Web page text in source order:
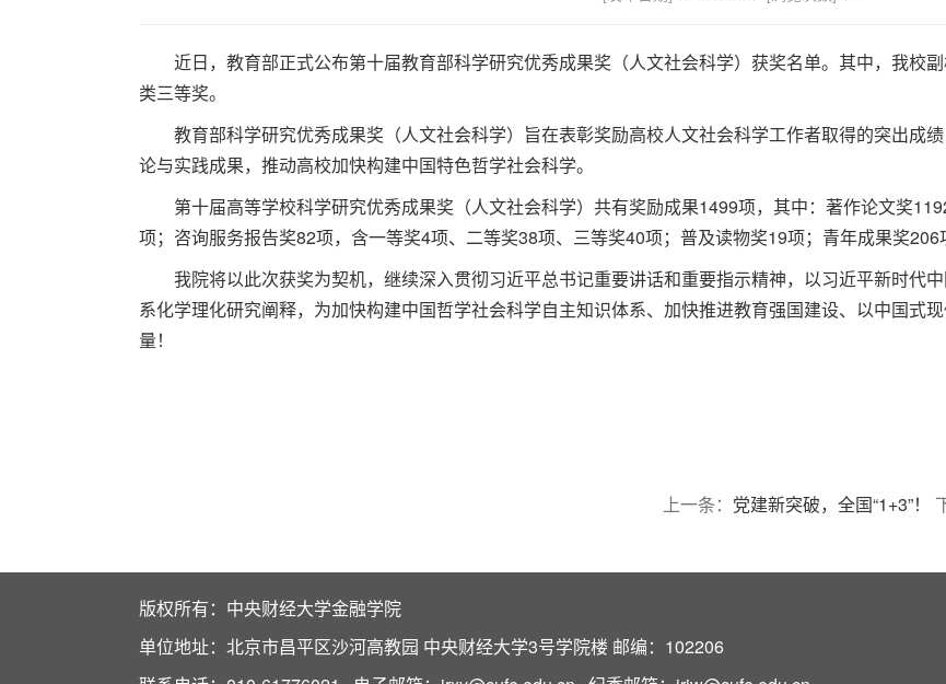
近日，教育部正式公布第十届教育部科学研究优秀成果奖（人文社会科学）获奖名单。其中，我校
类三等奖。
教育部科学研究优秀成果奖（人文社会科学）旨在表彰奖励高校人文社会科学工作者取得的突出成
论与实践成果，推动高校加快构建中国特色哲学社会科学。
第十届高等学校科学研究优秀成果奖（人文社会科学）共有奖励成果1499项，其中：著作论文奖
项；咨询服务报告奖82项，含一等奖4项、二等奖38项、三等奖40项；普及读物奖19项；青年成果奖206
我院将以此次获奖为契机，继续深入贯彻习近平总书记重要讲话和重要指示精神，以习近平新时代
系化学理化研究阐释，为加快构建中国哲学社会科学自主知识体系、加快推进教育强国建设、以中国式
量！
上一条： 党建新突破，全国“1+3”！
版权所有：中央财经大学金融学院
单位地址：北京市昌平区沙河高教园 中央财经大学3号学院楼 邮编：102206